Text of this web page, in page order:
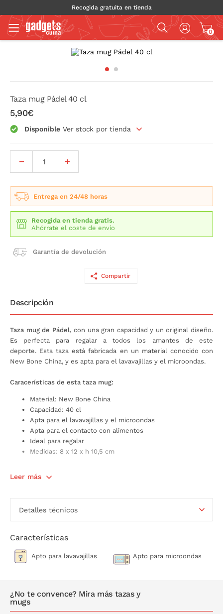
Recogida gratuita en tienda
0
Taza mug Pádel 40 cl
5,90€
Disponible Ver stock por tienda
Entrega en 24/48 horas
Recogida en tienda gratis.
Ahórrate el coste de envío
Garantía de devolución
Compartir
Descripción
Taza mug de Pádel, con una gran capacidad y un original diseño.
Es perfecta para regalar a todos los amantes de este
deporte. Esta taza está fabricada en un material conocido con
New Bone China, y es apta para el lavavajillas y el microondas.
Caracerísticas de esta taza mug:
Material: New Bone China
Capacidad: 40 cl
Apta para el lavavajillas y el microondas
Apta para el contacto con alimentos
Ideal para regalar
Medidas: 8 x 12 x h 10,5 cm
Leer más
Detalles técnicos
Características
Apto para lavavajillas Apto para microondas
¿No te convence? Mira más tazas y
mugs